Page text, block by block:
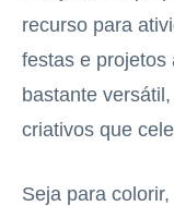
recurso para
festas e projetos
bastante
criativos que
Seja para